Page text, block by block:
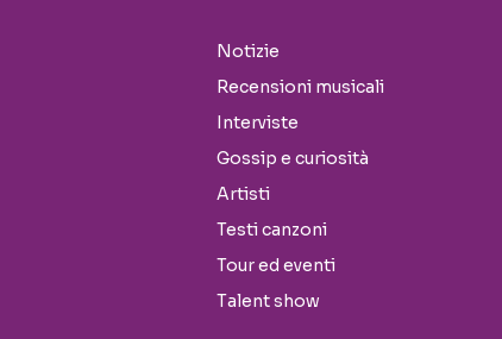
Notizie
Recensioni musicali
Interviste
Gossip e curiosità
Artisti
Testi canzoni
Tour ed eventi
Talent show